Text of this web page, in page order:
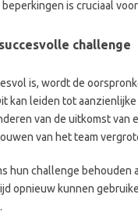
is cruciaal
challenge
is, wordt de
kan leiden tot
van de uitkomst
van het team
hun challenge
opnieuw kunnen